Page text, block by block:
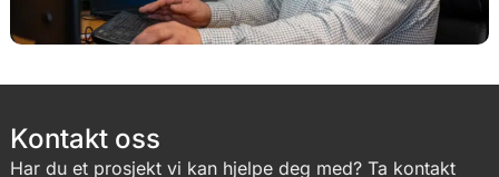
Kontakt oss
Har du et prosjekt vi kan hjelpe deg med? Ta kontakt